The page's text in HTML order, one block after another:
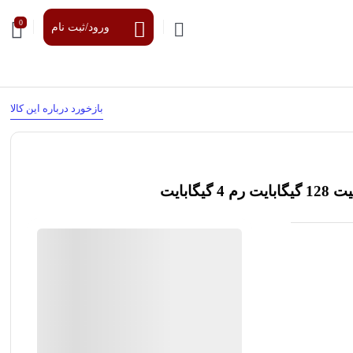
ورود/ثبت نام 0
بازخورد درباره این کالا